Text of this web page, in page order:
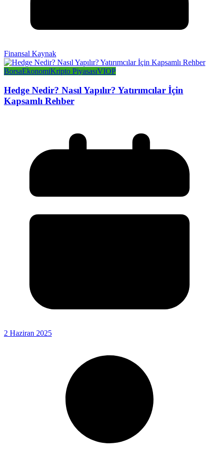
Finansal Kaynak
BorsaEkonomiKripto PiyasasıVIOP
Hedge Nedir? Nasıl Yapılır? Yatırımcılar İçin
Kapsamlı Rehber
2 Haziran 2025